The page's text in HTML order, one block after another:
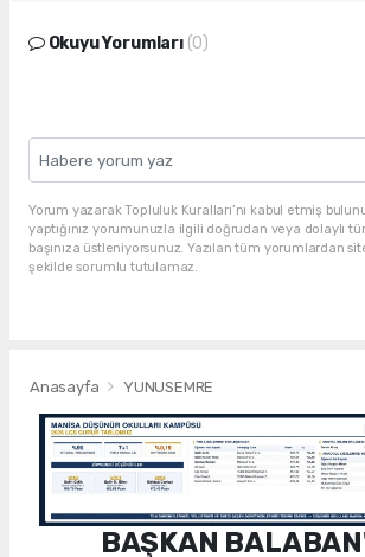
Okuyu Yorumları (0)
Yorum yazarak Topluluk Kuralları’nı kabul etmiş
yaptığınız yorumunuzla ilgili doğrudan veya dolaylı
başınıza üstleniyorsunuz. Yazılan tüm yorumlardan
şekilde sorumlu tutulamaz.
Anasayfa YUNUSEMRE
BAŞKAN